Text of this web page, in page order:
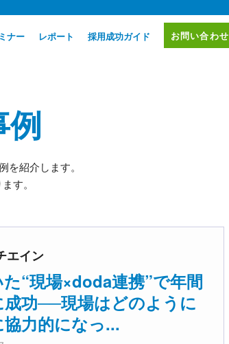
ナー レポート 採用成功ガイド お問い合わせ
例
紹介します。
す。
エイン
“現場×doda連携”で年間
成功──現場はどのように
協力的になっ...